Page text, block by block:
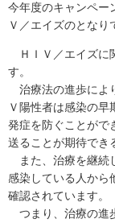
今年度のキャンペー
Ｖ／エイズのとな
ＨＩＶ／エイズに
す。
治療法の進歩によ
Ｖ陽性者は感染の
発症を防ぐことがで
送ることが期待でき
また、治療を継続
感染している人から
確認されています。
つまり、治療の進